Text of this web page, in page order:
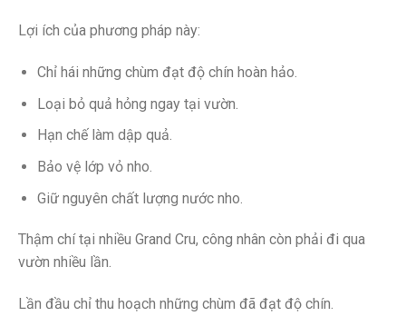
Lợi ích của phương pháp này:
Chỉ hái những chùm đạt độ chín hoàn hảo.
Loại bỏ quả hỏng ngay tại vườn.
Hạn chế làm dập quả.
Bảo vệ lớp vỏ nho.
Giữ nguyên chất lượng nước nho.
Thậm chí tại nhiều Grand Cru, công nhân còn phải đi qua
vườn nhiều lần.
Lần đầu chỉ thu hoạch những chùm đã đạt độ chín.